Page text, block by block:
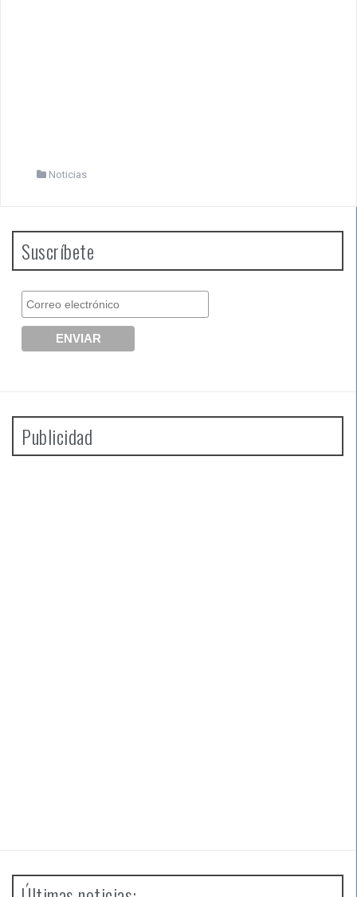
Noticias
Suscríbete
Publicidad